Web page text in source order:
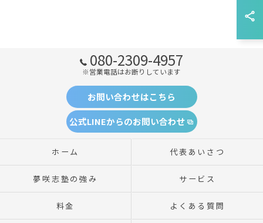
080-2309-4957
※営業電話はお断りしています
お問い合わせはこちら
公式LINEからのお問い合わせ
ホーム 代表あいさつ
夢咲志塾の強み サービス
料金 よくある質問